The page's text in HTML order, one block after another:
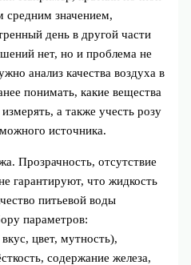
средним значением,
день в другой части
нет, но и проблема не
анализ качества воздуха в
понимать, какие вещества
а также учесть розу
источника.
Прозрачность, отсутствие
гарантируют, что жидкость
питьевой воды
параметров:
цвет, мутность),
содержание железа,